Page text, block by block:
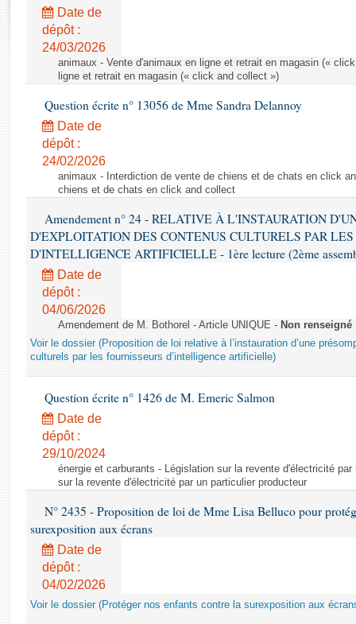
Rapports législatifs
Rapports sur l'application des lois
Baromètre de l’application des lois
Dossiers législatifs
Budget et sécurité sociale
Questions écrites et orales
Comptes rendus des débats
Date de
dépôt :
24/03/2026
animaux - Vente d'animaux en ligne et retrait en magasin («
ligne et retrait en magasin (« click and collect »)
Question écrite n° 13056 de Mme Sandra Delannoy
Date de
dépôt :
24/02/2026
animaux - Interdiction de vente de chiens et de chats en click
chiens et de chats en click and collect
Amendement n° 24 - RELATIVE À L'INSTAURATION
D'EXPLOITATION DES CONTENUS CULTURELS PAR LES
D'INTELLIGENCE ARTIFICIELLE - 1ère lecture (2ème
Date de
dépôt :
04/06/2026
Amendement de M. Bothorel - Article UNIQUE - Non renseigné
Voir le dossier (Proposition de loi relative à l’instauration d’une
culturels par les fournisseurs d’intelligence artificielle)
Question écrite n° 1426 de M. Emeric Salmon
Date de
dépôt :
29/10/2024
énergie et carburants - Législation sur la revente d'électricité
sur la revente d'électricité par un particulier producteur
N° 2435 - Proposition de loi de Mme Lisa Belluco pour
surexposition aux écrans
Date de
dépôt :
04/02/2026
Voir le dossier (Protéger nos enfants contre la surexposition aux